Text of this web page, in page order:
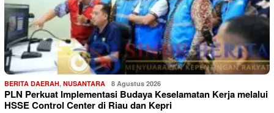
BERITA DAERAH, NUSANTARA 8 Agustus 2026
PLN Perkuat Implementasi Budaya Keselamatan Kerja melalui
HSSE Control Center di Riau dan Kepri